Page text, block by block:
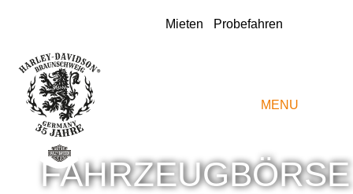
Mieten Probefahren
MENU
FAHRZEUGBÖRSE